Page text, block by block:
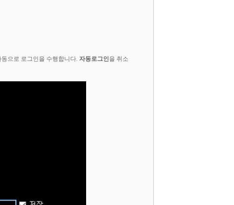
으로 로그인을 수행합니다. 자동로그인을 취소